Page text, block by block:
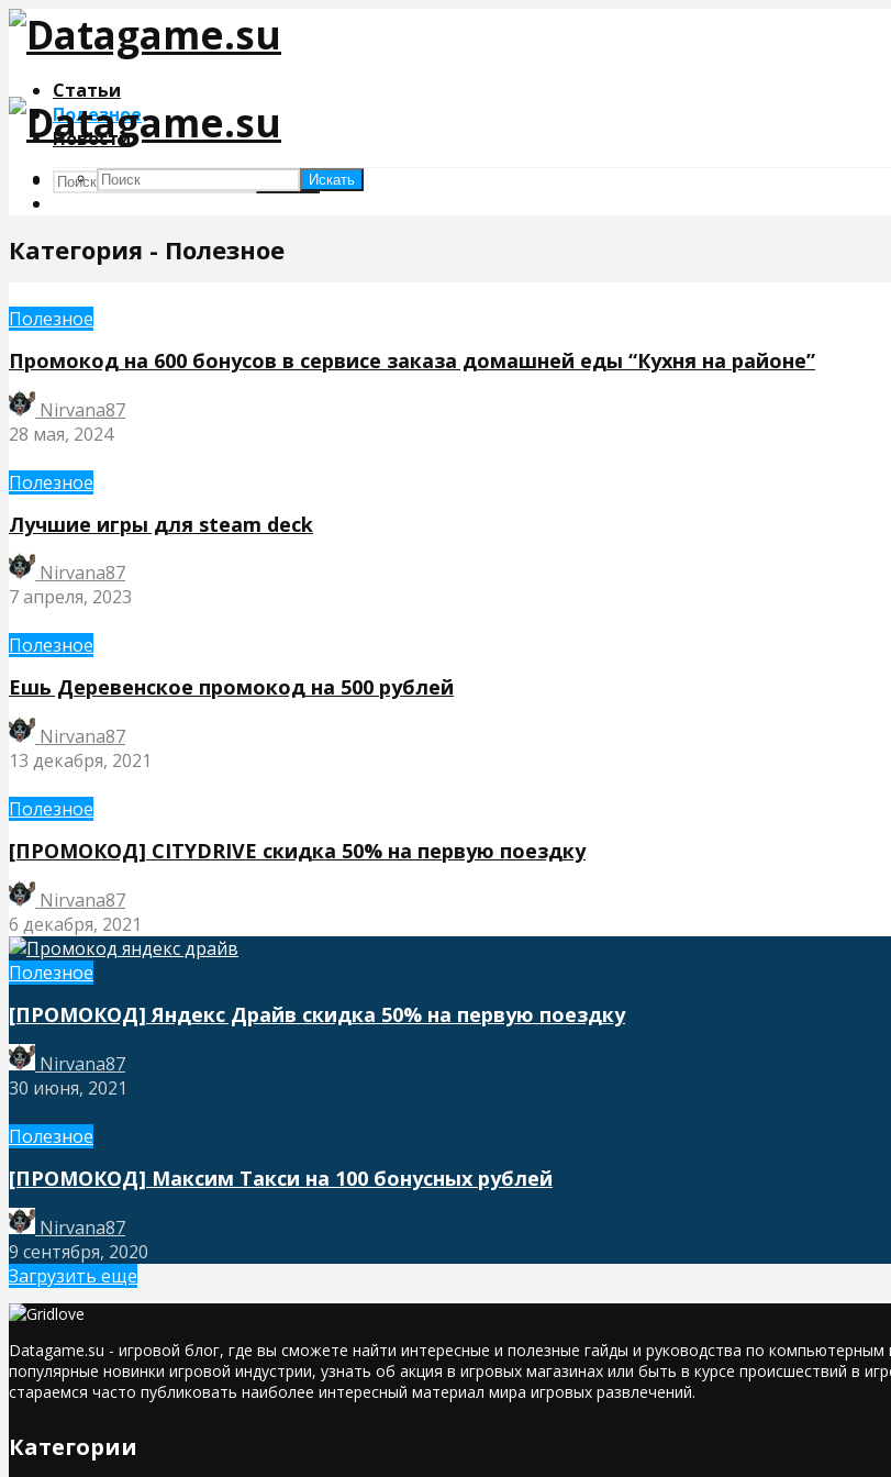
Статьи
Полезное
Новости
ИскатьИскать
Категория - Полезное
Полезное
Промокод на 600 бонусов в сервисе заказа домашней еды “Кухня на районе”
Nirvana87
28 мая, 2024
Полезное
Лучшие игры для steam deck
Nirvana87
7 апреля, 2023
Полезное
Ешь Деревенское промокод на 500 рублей
Nirvana87
13 декабря, 2021
Полезное
[ПРОМОКОД] CITYDRIVE скидка 50% на первую поездку
Nirvana87
6 декабря, 2021
Полезное
[ПРОМОКОД] Яндекс Драйв скидка 50% на первую поездку
Nirvana87
30 июня, 2021
Полезное
[ПРОМОКОД] Максим Такси на 100 бонусных рублей
Nirvana87
9 сентября, 2020
Загрузить еще
Datagame.su - игровой блог, где вы сможете найти интересные и полезные гайды и руководства по
популярные новинки игровой индустрии, узнать об акция в игровых магазинах или быть в курсе происшествий в
стараемся часто публиковать наиболее интересный материал мира игровых развлечений.
Категории